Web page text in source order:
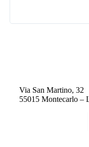
Via San Martino, 32
55015 Montecarlo –